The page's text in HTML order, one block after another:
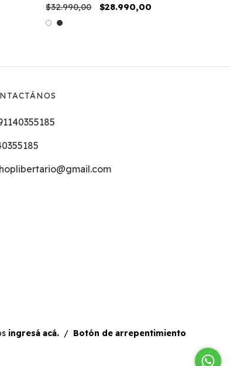
$32.990,00 $28.990,00
ingresá acá. / Botón de arrepentimiento